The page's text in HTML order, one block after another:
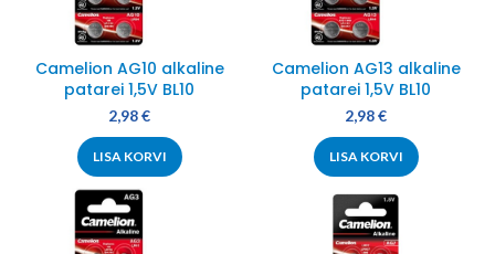
Camelion AG10 alkaline
patarei 1,5V BL10
2,98€
LISA KORVI
Camelion AG13 alkaline
patarei 1,5V BL10
2,98€
LISA KORVI